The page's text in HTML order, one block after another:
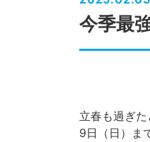
今季最
立春も過ぎ
9日（日）ま